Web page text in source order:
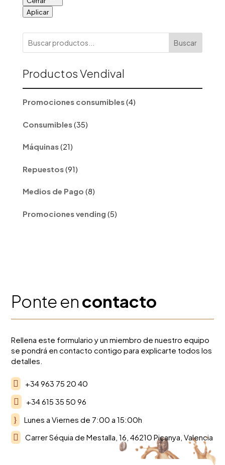
Aplicar
Buscar
Productos Vendival
Promociones consumibles 44
productos
Consumibles 35
productos
Máquinas 2121
productos
Repuestos 91
productos
Medios de Pago 88
productos
Promociones vending 5
productos
Ponte encontacto
Rellena este formulario y un miembro de nuestro equipo
se pondrá en contacto contigo para explicarte todos los
detalles.
 +34 963 75 20 40
 +34 615 35 50 96
} Lunes a Viernes de 7:00 a 15:00h
 Carrer Séquia de Mestalla, 16, 46210 Picanya, Valencia